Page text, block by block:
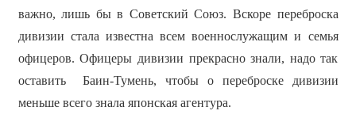
важно, лишь бы в Советский Союз. Вскоре переброска
дивизии стала известна всем военнослужащим и семья
офицеров. Офицеры дивизии прекрасно знали, надо так
оставить Баин-Тумень, чтобы о переброске дивизии
меньше всего знала японская агентура.